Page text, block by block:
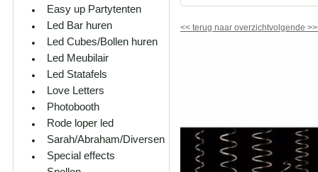
Easy up Partytenten
Led Bar huren
Led Cubes/Bollen huren
Led Meubilair
Led Statafels
Love Letters
Photobooth
Rode loper led
Sarah/Abraham/Diversen
Special effects
<< terug naar overzichtvolgende >>